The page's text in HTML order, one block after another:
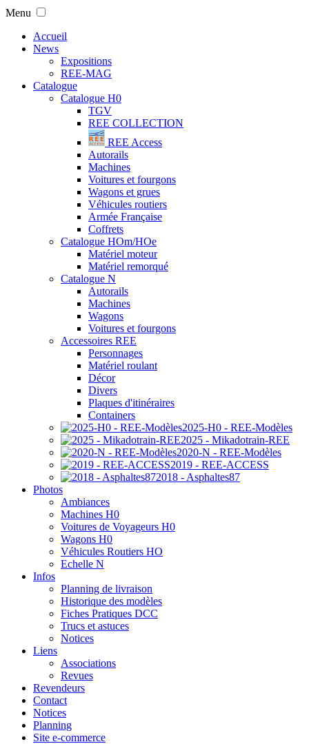
Menu
Accueil
News
Expositions
REE-MAG
Catalogue
Catalogue H0
TGV
REE COLLECTION
REE Access
Autorails
Machines
Voitures et fourgons
Wagons et grues
Véhicules routiers
Armée Française
Coffrets
Catalogue HOm/HOe
Matériel moteur
Matériel remorqué
Catalogue N
Autorails
Machines
Wagons
Voitures et fourgons
Accessoires REE
Personnages
Matériel roulant
Décor
Divers
Plaques d'itinéraires
Containers
2025-H0 - REE-Modèles
2025 - Mikadotrain-REE
2020-N - REE-Modèles
2019 - REE-ACCESS
2018 - Asphaltes87
Photos
Ambiances
Machines H0
Voitures de Voyageurs H0
Wagons H0
Véhicules Routiers HO
Echelle N
Infos
Planning de livraison
Historique des modèles
Fiches Pratiques DCC
Trucs et astuces
Notices
Liens
Associations
Revues
Revendeurs
Contact
Notices
Planning
Site e-commerce